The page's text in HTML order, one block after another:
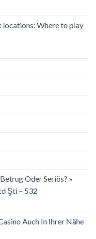
locations: Where to play
Oder Seriös? »
Şti – 532
Auch In Ihrer Nähe